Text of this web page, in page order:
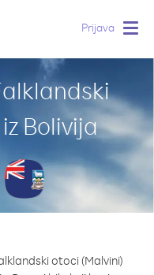
Prijava
Bolivija
otoci (Malvini)